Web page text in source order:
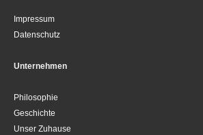
Impressum
Datenschutz
Unternehmen
Philosophie
Geschichte
Unser Zuhause